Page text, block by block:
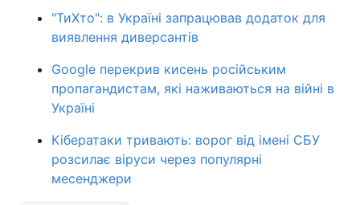
"ТиХто": в Україні запрацював додаток для
виявлення диверсантів
Google перекрив кисень російським
пропагандистам, які наживаються на війні в
Україні
Кібератаки тривають: ворог від імені СБУ
розсилає віруси через популярні
месенджери